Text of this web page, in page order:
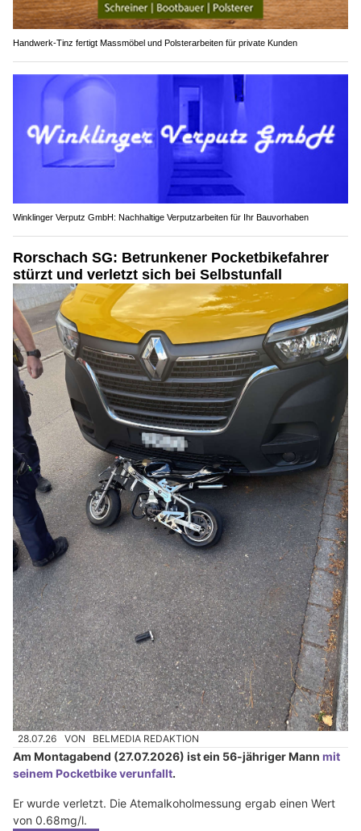
Handwerk-Tinz fertigt Massmöbel und Polsterarbeiten für private Kunden
Winklinger Verputz GmbH: Nachhaltige Verputzarbeiten für Ihr Bauvorhaben
Rorschach SG: Betrunkener Pocketbikefahrer
stürzt und verletzt sich bei Selbstunfall
28.07.26 VON BELMEDIA REDAKTION
Am Montagabend (27.07.2026) ist ein 56-jähriger Mann mit
seinem Pocketbike verunfallt.
Er wurde verletzt. Die Atemalkoholmessung ergab einen Wert
von 0.68mg/l.